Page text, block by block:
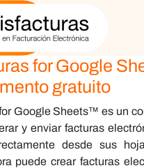
for Google
gratuito
Google Sheets™ es un
y enviar facturas
desde sus
puede crear facturas